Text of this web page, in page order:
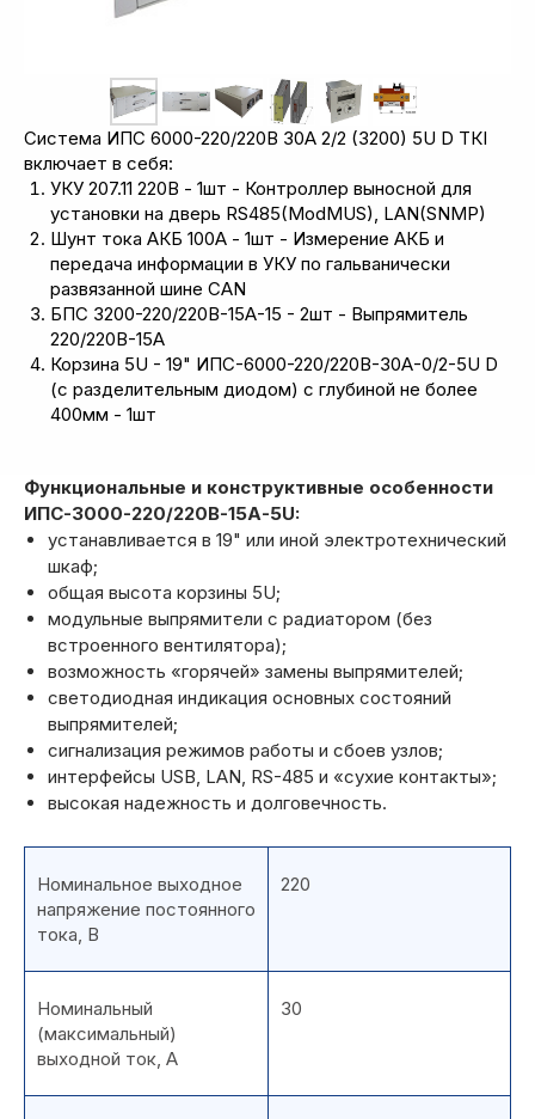
Система ИПС 6000-220/220В 30А 2/2 (3200) 5U D ТКI
включает в себя:
УКУ 207.11 220В - 1шт - Контроллер выносной для
установки на дверь RS485(ModMUS), LAN(SNMP)
Шунт тока АКБ 100А - 1шт - Измерение АКБ и
передача информации в УКУ по гальванически
развязанной шине CAN
БПС 3200-220/220В-15А-15 - 2шт - Выпрямитель
220/220В-15А
Корзина 5U - 19" ИПС-6000-220/220В-30А-0/2-5U D
(с разделительным диодом) с глубиной не более
400мм - 1шт
Функциональные и конструктивные особенности
ИПС-3000-220/220В-15А-5U:
устанавливается в 19" или иной электротехнический
шкаф;
общая высота корзины 5U;
модульные выпрямители с радиатором (без
встроенного вентилятора);
возможность «горячей» замены выпрямителей;
светодиодная индикация основных состояний
выпрямителей;
сигнализация режимов работы и сбоев узлов;
интерфейсы USB, LAN, RS-485 и «сухие контакты»;
высокая надежность и долговечность.
Номинальное выходное
напряжение постоянного
тока, В
220
Номинальный
(максимальный)
выходной ток, А
30